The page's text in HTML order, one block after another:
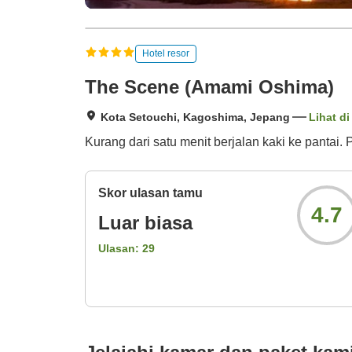
Hotel resor
The Scene (Amami Oshima)
Kota Setouchi, Kagoshima, Jepang Lihat di
Kurang dari satu menit berjalan kaki ke pantai.
Skor ulasan tamu
Luar biasa
Ulasan: 29
4.7